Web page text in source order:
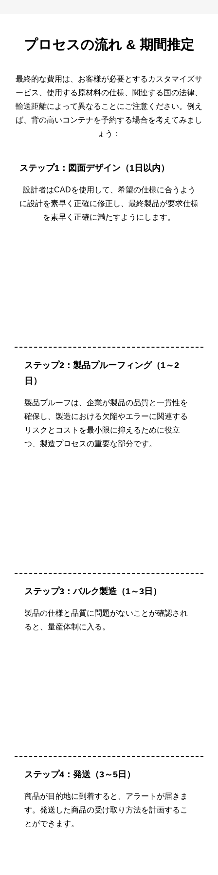
プロセスの流れ & 期間推定
最終的な費用は、お客様が必要とするカスタマイズサ
ービス、使用する原材料の仕様、関連する国の法律、
輸送距離によって異なることにご注意ください。例え
ば、背の高いコンテナを予約する場合を考えてみまし
ょう：
ステップ1：図面デザイン（1日以内）
設計者はCADを使用して、希望の仕様に合うよう
に設計を素早く正確に修正し、最終製品が要求仕様
を素早く正確に満たすようにします。
ステップ2：製品プルーフィング（1～2
日）
製品プルーフは、企業が製品の品質と一貫性を
確保し、製造における欠陥やエラーに関連する
リスクとコストを最小限に抑えるために役立
つ、製造プロセスの重要な部分です。
ステップ3：バルク製造（1～3日）
製品の仕様と品質に問題がないことが確認され
ると、量産体制に入る。
ステップ4：発送（3～5日）
商品が目的地に到着すると、アラートが届きま
す。発送した商品の受け取り方法を計画するこ
とができます。